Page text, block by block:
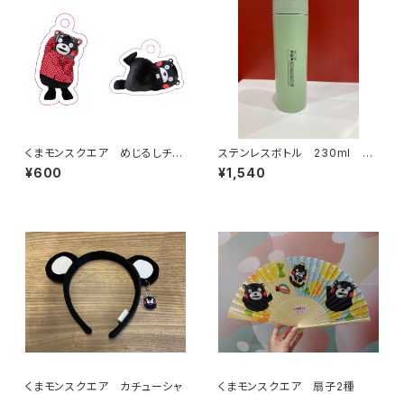
くまモンスクエア めじるしチャ
ーム
¥600
ステンレスボトル 230ml
(緑：スクエア)
¥1,540
くまモンスクエア カチューシャ くまモンスクエア 扇子2種